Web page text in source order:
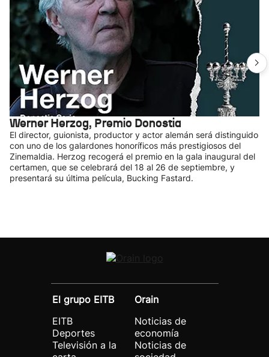
Werner Herzog, Premio Donostia
El director, guionista, productor y actor alemán será distinguido
con uno de los galardones honoríficos más prestigiosos del
Zinemaldia. Herzog recogerá el premio en la gala inaugural del
certamen, que se celebrará del 18 al 26 de septiembre, y
presentará su última película, Bucking Fastard.
El grupo EITB
EITB
Deportes
Televisión a la
Orain
Noticias de
economía
Noticias de